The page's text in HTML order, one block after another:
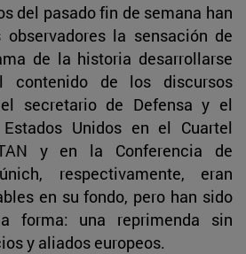
del pasado fin de semana han
la sensación de
de la historia desarrollarse
contenido de los discursos
secretario de Defensa y el
Unidos en el Cuartel
y en la Conferencia de
respectivamente, eran
en su fondo, pero han sido
forma: una reprimenda sin
y aliados europeos.